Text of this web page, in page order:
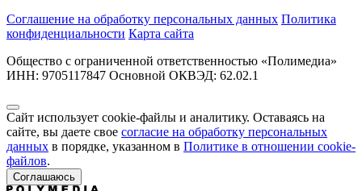
Соглашение на обработку персональных данных Политика
конфиденциальности Карта сайта
Общество с ограниченной ответственностью «Полимедиа»
ИНН: 9705117847 Основной ОКВЭД: 62.02.1
Сайт использует cookie-файлы и аналитику. Оставаясь на
сайте, вы даете свое согласие на обработку персональных
данных в порядке, указанном в Политике в отношении cookie-
файлов.
Соглашаюсь